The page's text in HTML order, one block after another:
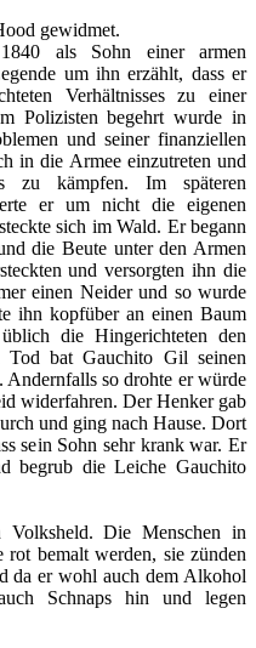
gewidmet.
als Sohn einer armen
um ihn erzählt, dass er
Verhältnisses zu einer
Polizisten begehrt wurde in
und seiner finanziellen
in die Armee einzutreten und
zu kämpfen. Im späteren
er um nicht die eigenen
sich im Wald. Er begann
die Beute unter den Armen
und versorgten ihn die
einen Neider und so wurde
ihn kopfüber an einen Baum
die Hingerichteten den
Tod bat Gauchito Gil seinen
Andernfalls so drohte er würde
widerfahren. Der Henker gab
und ging nach Hause. Dort
sein Sohn sehr krank war. Er
begrub die Leiche Gauchito
Die Menschen in
rot bemalt werden, sie zünden
da er wohl auch dem Alkohol
Schnaps hin und legen